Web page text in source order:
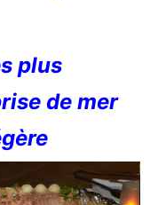
plus
de mer